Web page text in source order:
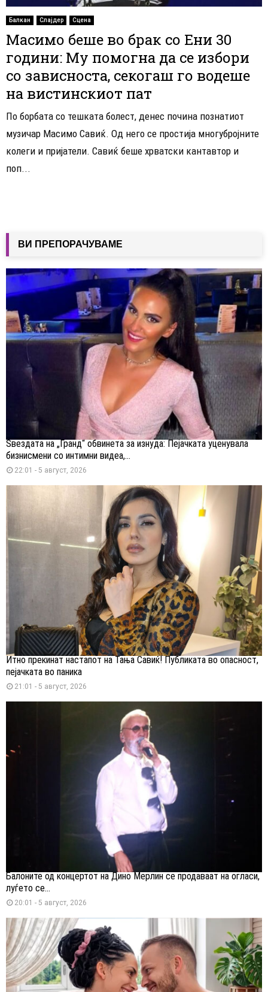
Балкан Слајдер Сцена
Масимо беше во брак со Ени 30
години: Му помогна да се избори
со зависноста, секогаш го водеше
на вистинскиот пат
По борбата со тешката болест, денес почина познатиот
музичар Масимо Савиќ. Од него се простија многубројните
колеги и пријатели. Савиќ беше хрватски кантавтор и
поп...
ВИ ПРЕПОРАЧУВАМЕ
Ѕвездата на „Гранд“ обвинета за изнуда: Пејачката уценувала
бизнисмени со интимни видеа,...
22:01 - 5 август, 2026
Итно прекинат настапот на Тања Савиќ! Публиката во опасност,
пејачката во паника
21:01 - 5 август, 2026
Балоните од концертот на Дино Мерлин се продаваат на огласи,
луѓето се...
20:01 - 5 август, 2026